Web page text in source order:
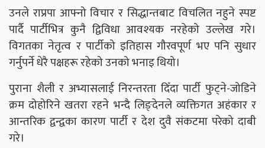
उनले राप्रपा आफ्नो विचार र सिद्धान्तबाट विचलित नहुने स्पष्ट
पार्दै पार्टीभित्र कुनै द्विविधा आवश्यक नरहेको उल्लेख गरे।
विगतका नेतृत्व र पार्टीको इतिहास गौरवपूर्ण भए पनि सुधार
गर्नुपर्ने धेरै पक्षहरू रहेको उनको भनाइ थियो।
पुराना शैली र अभ्यासलाई निरन्तरता दिँदा पार्टी फुट्ने-जोडिने
क्रम दोहोरिने खतरा रहने भन्दै लिङ्देनले व्यक्तिगत अहंकार र
आन्तरिक द्वन्द्वका कारण पार्टी र देश दुवै संकटमा परेको दाबी
गरे।